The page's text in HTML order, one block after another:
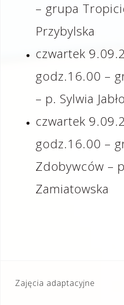
– grupa
Przybylska
czwartek
godz.16.00 –
– p. Sylwia
czwartek
godz.16.00 –
Zdobywców –
Zamiatowska
Nawigacja
Zajęcia adaptacyjne